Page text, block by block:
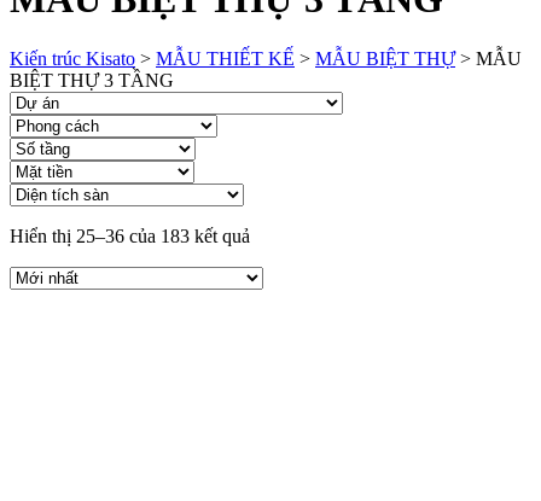
Kiến trúc Kisato > MẪU THIẾT KẾ > MẪU BIỆT THỰ> MẪU
BIỆT THỰ 3 TẦNG
Hiển thị 25–36 của 183 kết quả